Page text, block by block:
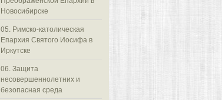
Новосибирске
05. Римско-католическая
Епархия Святого Иосифа в
Иркутске
06. Защита
несовершеннолетних и
безопасная среда